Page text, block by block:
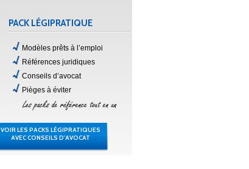
PACK LÉGIPRATIQUE
Modèles prêts à l’emploi
Références juridiques
Conseils d’avocat
Pièges à éviter
VOIR LES PACKS LÉGIPRATIQUES
AVEC CONSEILS D'AVOCAT